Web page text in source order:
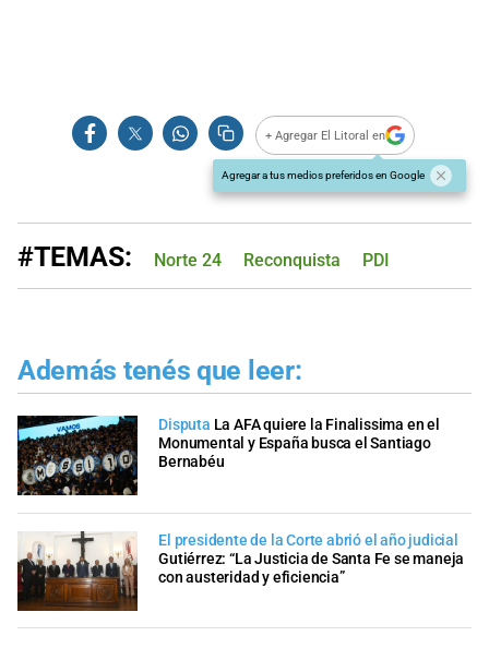
+ Agregar El Litoral en
Agregar a tus medios preferidos en Google
#TEMAS: Norte 24 Reconquista PDI
Además tenés que leer:
Disputa La AFA quiere la Finalissima en el
Monumental y España busca el Santiago
Bernabéu
El presidente de la Corte abrió el año judicial
Gutiérrez: “La Justicia de Santa Fe se maneja
con austeridad y eficiencia”